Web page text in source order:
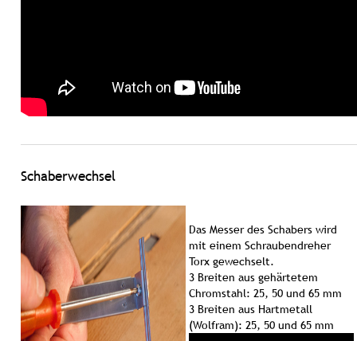
Schaberwechsel
Das Messer des Schabers wird
mit einem Schraubendreher
Torx gewechselt.
3 Breiten aus gehärtetem
Chromstahl: 25, 50 und 65 mm
3 Breiten aus Hartmetall
(Wolfram): 25, 50 und 65 mm